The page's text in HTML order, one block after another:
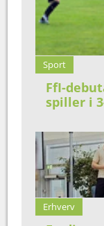
Sport
FfI-
spiller i
Erhverv